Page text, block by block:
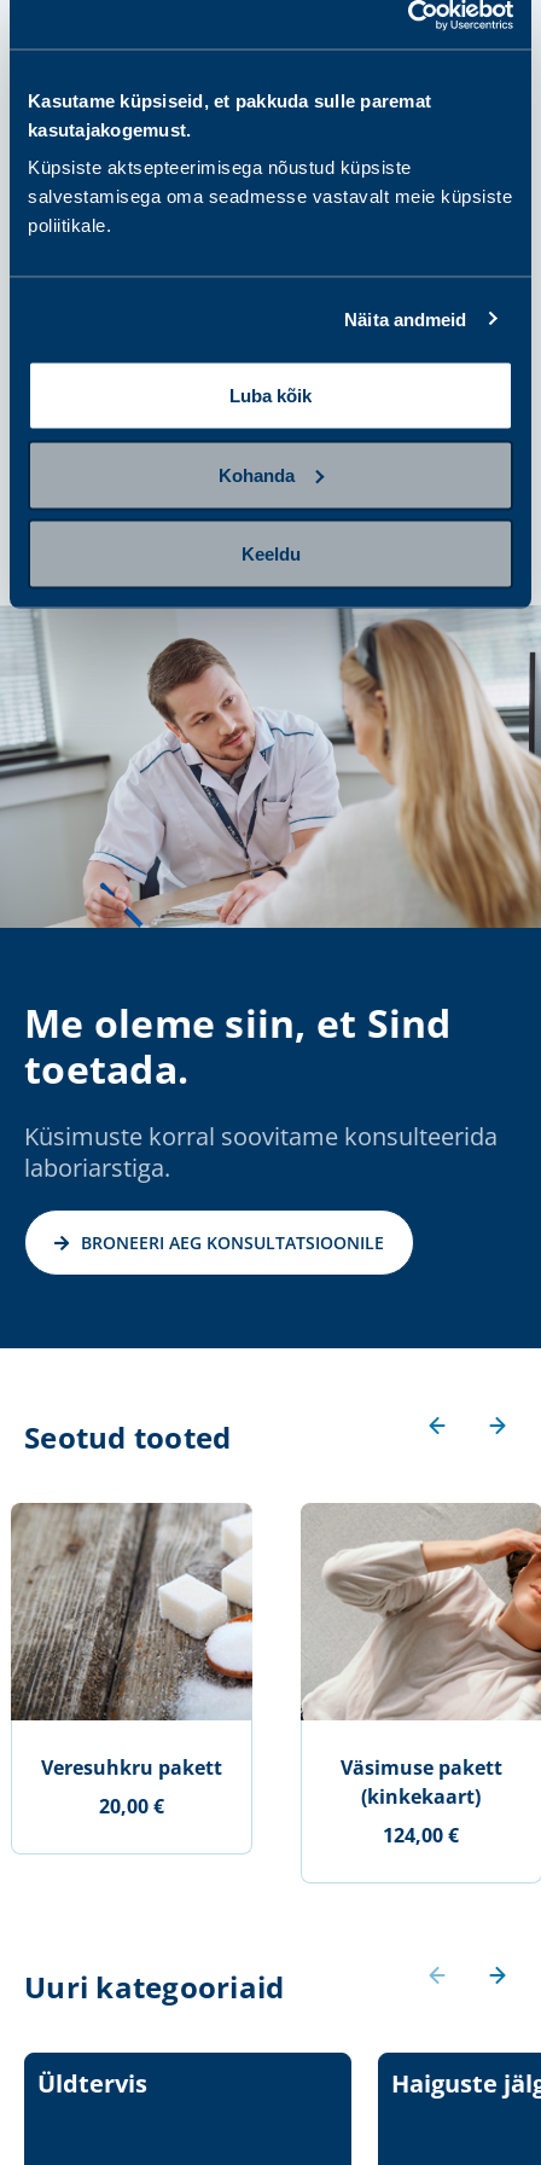
Kasutame küpsiseid, et pakkuda sulle paremat
kasutajakogemust.
Küpsiste aktsepteerimisega nõustud küpsiste
salvestamisega oma seadmesse vastavalt meie küpsiste
poliitikale.
Näita andmeid
Luba kõik
Kohanda
Keeldu
samm 2
Valmistu proovi andmiseks
samm 3
Tulemuste saamine ja järgmised
Me oleme siin, et Sind
toetada.
Küsimuste korral soovitame konsulteerida
laboriarstiga.
BRONEERI AEG KONSULTATSIOONILE
Seotud tooted
Veresuhkru pakett
20,00 €
Väsimuse pakett
(kinkekaart)
124,00 €
Uuri kategooriaid
Üldtervis Haiguste